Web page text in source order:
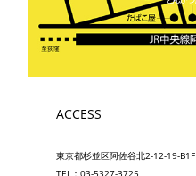
ACCESS
東京都杉並区阿佐谷北2-12-19-B1F